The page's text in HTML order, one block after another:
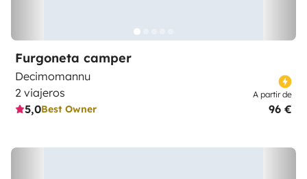
Furgoneta camper
Decimomannu
2 viajeros
5,0Best Owner
A partir de
96 €